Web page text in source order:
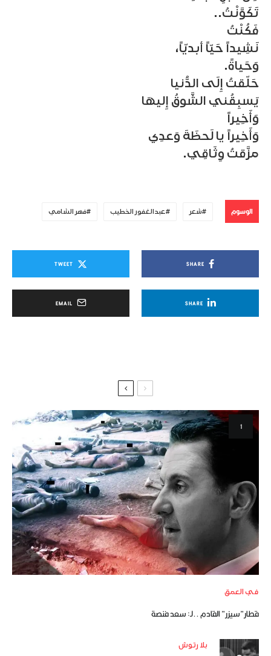
تَكَوَّنْتُ..
فَكُنْتُ
نَشِيداً حَيّاً أبديّاً،
وَحَياةً.
حَلّقتُ إِلَى الدُّنيا
يَسبِقُني الشَّوقُ إِليهَا
وَأَخِيراً
وَأَخِيراً يا لَحظَةَ وَعدِي
مزَّقتُ وِثَاقِي.
الوسوم شعر عبدالغفور الخطيب فهر الشامي
SHARE
TWEET
SHARE
EMAIL
في العمق
قطار”سيزر” القادم ..لـ: سعد فنصة
بلا رتوش